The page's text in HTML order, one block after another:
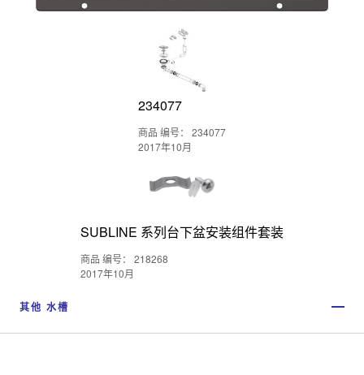
234077
商品 编号： 234077
2017年10月
SUBLINE 系列台下盆安装组件套装
商品 编号： 218268
2017年10月
其他 水槽